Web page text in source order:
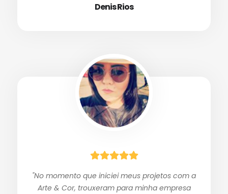
Denis Rios
"No momento que iniciei meus projetos com a
Arte & Cor, trouxeram para minha empresa